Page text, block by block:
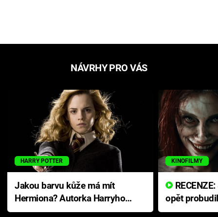
NÁVRHY PRO VÁS
HARRY POTTER
Jakou barvu kůže má mít
Hermiona? Autorka Harryho
Pottera přišla s ráznou
KINOFILMY
opět
přichází s